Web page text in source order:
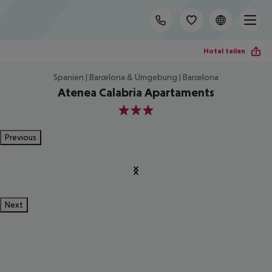
Hotel teilen
Spanien | Barcelona & Umgebung | Barcelona
Atenea Calabria Apartaments
3
Previous
Next